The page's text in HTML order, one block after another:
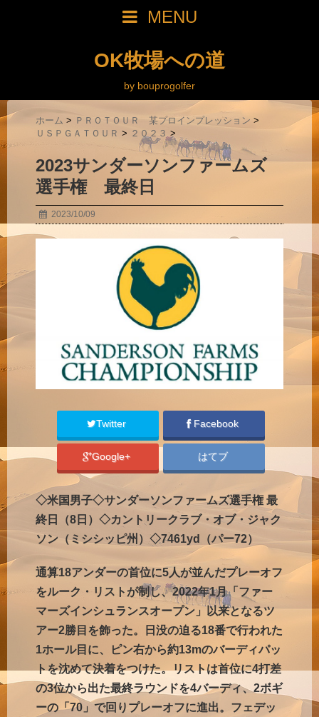
MENU
OK牧場への道
by bouprogolfer
ホーム > ＰＲＯＴＯＵＲ 某プロインプレッション >
ＵＳＰＧＡＴＯＵＲ > ２０２３ >
2023サンダーソンファームズ
選手権 最終日
2023/10/09
Twitter Facebook
Google+ はてブ
◇米国男子◇サンダーソンファームズ選手権 最
終日（8日）◇カントリークラブ・オブ・ジャク
ソン（ミシシッピ州）◇7461yd（パー72）
通算18アンダーの首位に5人が並んだプレーオフ
をルーク・リストが制し、2022年1月「ファー
マーズインシュランスオープン」以来となるツ
アー2勝目を飾った。日没の迫る18番で行われた
1ホール目に、ピン右から約13mのバーディパッ
トを沈めて決着をつけた。リストは首位に4打差
の3位から出た最終ラウンドを4バーディ、2ボギ
ーの「70」で回りプレーオフに進出。フェデッ